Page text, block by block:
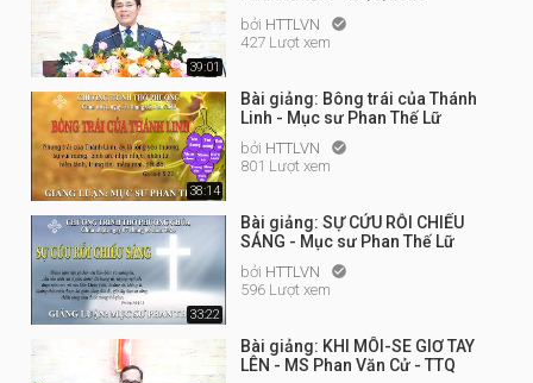
39:01
bởi HTTLVN 
427 Lượt xem
38:14
Bài giảng: Bông trái của Thánh
Linh - Mục sư Phan Thế Lữ
bởi HTTLVN 
801 Lượt xem
33:22
Bài giảng: SỰ CỨU RỖI CHIẾU
SÁNG - Mục sư Phan Thế Lữ
bởi HTTLVN 
596 Lượt xem
Bài giảng: KHI MÔI-SE GIƠ TAY
LÊN - MS Phan Văn Cử - TTQ